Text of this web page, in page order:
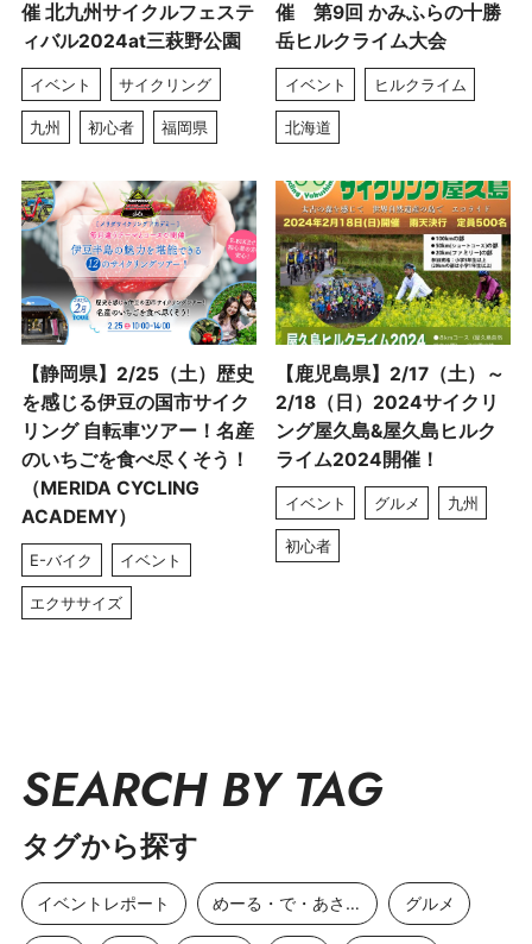
催 北九州サイクルフェステ
ィバル2024at三萩野公園
イベント サイクリング
九州 初心者 福岡県
催 第9回 かみふらの十勝
岳ヒルクライム大会
イベント ヒルクライム
北海道
【静岡県】2/25（土）歴史
を感じる伊豆の国市サイク
リング 自転車ツアー！名産
のいちごを食べ尽くそう！
（MERIDA CYCLING
ACADEMY）
E-バイク イベント
エクササイズ
【鹿児島県】2/17（土）～
2/18（日）2024サイクリ
ング屋久島&屋久島ヒルク
ライム2024開催！
イベント グルメ 九州
初心者
SEARCH BY TAG
タグから探す
イベントレポート めーる・で・あさひ グルメ